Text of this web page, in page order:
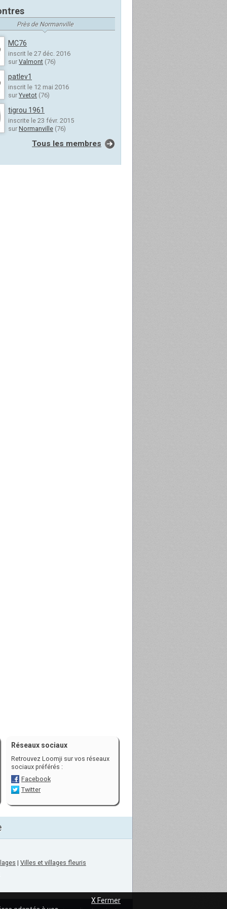
Près de Normanville
MC76
inscrit le 27 déc. 2016
sur Valmont (76)
patlev1
inscrit le 12 mai 2016
sur Yvetot (76)
tigrou 1961
inscrite le 23 févr. 2015
sur Normanville (76)
Tous les membres
Réseaux sociaux
Retrouvez Loomji sur vos réseaux
sociaux préférés :
Facebook
Twitter
| Villes et villages fleuris
X Fermer